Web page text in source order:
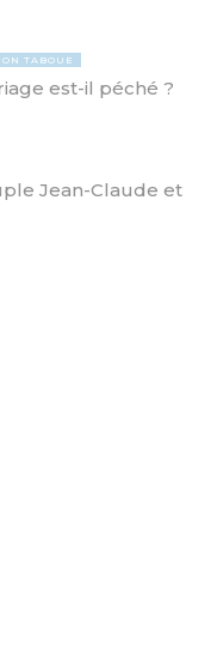
TABOUE
est-il péché ?
Jean-Claude et